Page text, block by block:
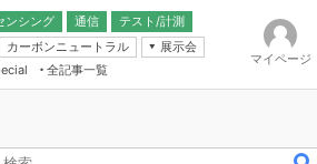
ンシング
通信
テスト/計測
カーボンニュートラル
展示会
ンピューティング
全記事一覧
マイページ